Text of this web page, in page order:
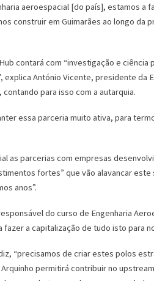
aeroespacial [do país], estamos
construir em Guimarães ao longo
contará com “investigação e
António Vicente, presidente
para isso com a autarquia.
essa parceria muito ativa, para
as parcerias com empresas
fortes” que vão alavancar
anos”.
do curso de Engenharia
a capitalização de tudo isto
“precisamos de criar estes polos
permitirá contribuir no